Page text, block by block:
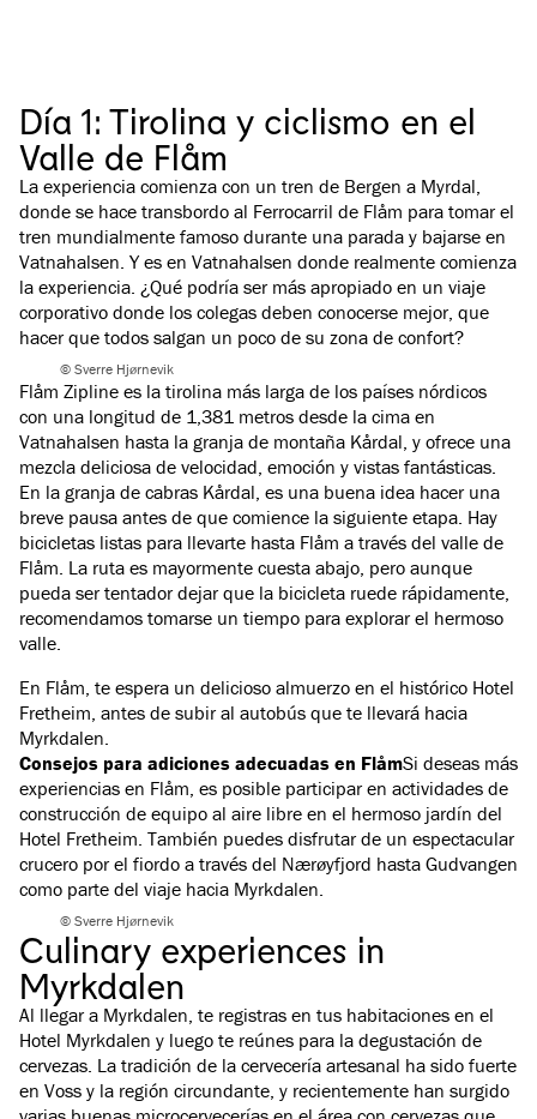
Día 1: Tirolina y ciclismo en el
Valle de Flåm
La experiencia comienza con un tren de Bergen a Myrdal,
donde se hace transbordo al Ferrocarril de Flåm para tomar el
tren mundialmente famoso durante una parada y bajarse en
Vatnahalsen. Y es en Vatnahalsen donde realmente comienza
la experiencia. ¿Qué podría ser más apropiado en un viaje
corporativo donde los colegas deben conocerse mejor, que
hacer que todos salgan un poco de su zona de confort?
© Sverre Hjørnevik
Flåm Zipline es la tirolina más larga de los países nórdicos
con una longitud de 1,381 metros desde la cima en
Vatnahalsen hasta la granja de montaña Kårdal, y ofrece una
mezcla deliciosa de velocidad, emoción y vistas fantásticas.
En la granja de cabras Kårdal, es una buena idea hacer una
breve pausa antes de que comience la siguiente etapa. Hay
bicicletas listas para llevarte hasta Flåm a través del valle de
Flåm. La ruta es mayormente cuesta abajo, pero aunque
pueda ser tentador dejar que la bicicleta ruede rápidamente,
recomendamos tomarse un tiempo para explorar el hermoso
valle.
En Flåm, te espera un delicioso almuerzo en el histórico Hotel
Fretheim, antes de subir al autobús que te llevará hacia
Myrkdalen.
Consejos para adiciones adecuadas en FlåmSi deseas más
experiencias en Flåm, es posible participar en actividades de
construcción de equipo al aire libre en el hermoso jardín del
Hotel Fretheim. También puedes disfrutar de un espectacular
crucero por el fiordo a través del Nærøyfjord hasta Gudvangen
como parte del viaje hacia Myrkdalen.
© Sverre Hjørnevik
Culinary experiences in
Myrkdalen
Al llegar a Myrkdalen, te registras en tus habitaciones en el
Hotel Myrkdalen y luego te reúnes para la degustación de
cervezas. La tradición de la cervecería artesanal ha sido fuerte
en Voss y la región circundante, y recientemente han surgido